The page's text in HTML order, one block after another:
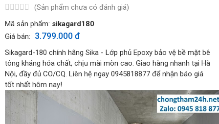
(Sản phẩm chưa có đánh giá)
Mã sản phẩm: sikagard180
Giá bán:
3.799.000 đ
Sikagard-180 chính hãng Sika - Lớp phủ Epoxy bảo vệ bề mặt bê
tông kháng hóa chất, chịu mài mòn cao. Giao hàng nhanh tại Hà
Nội, đầy đủ CO/CQ. Liên hệ ngay 0945818877 để nhận báo giá
tốt nhất hôm nay!